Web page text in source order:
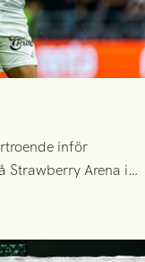
inför
Strawberry Arena i
halvlek av